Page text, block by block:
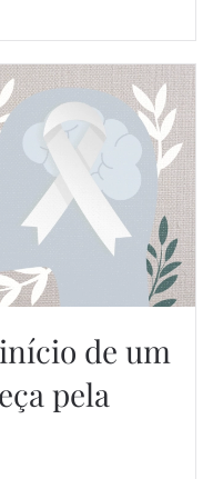
de um
pela